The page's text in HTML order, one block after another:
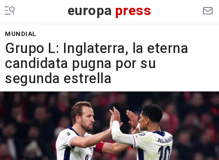
europa press
MUNDIAL
Grupo L: Inglaterra, la eterna
candidata pugna por su
segunda estrella